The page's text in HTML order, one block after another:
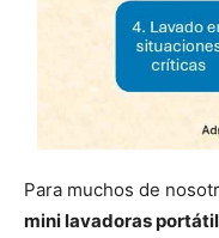
Para muchos de
mini lavadoras